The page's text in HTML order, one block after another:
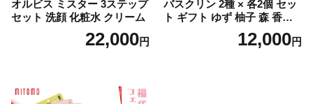
オルビス ミスター 3ステップ
セット 洗顔 化粧水 クリーム
22,000円
バスクリン 2種 × 各2個 セッ
ト ギフト ゆず 柚子 森 香り
日用品 お風呂 バス用品 温活
アロマ 香り まとめ買い静岡
12,000円